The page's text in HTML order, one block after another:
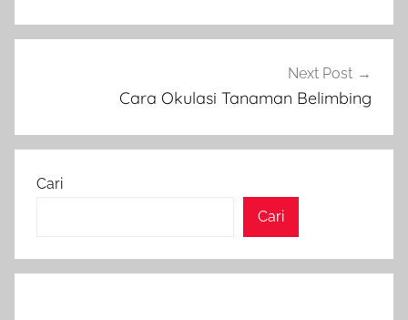
Next Post
Cara Okulasi Tanaman Belimbing
Cari
Cari